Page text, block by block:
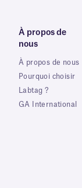
À propos de
nous
À propos de nous
Pourquoi choisir
Labtag ?
GA International